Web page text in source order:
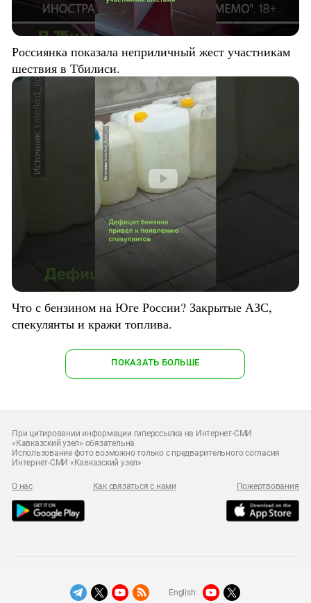
Россиянка показала неприличный жест участникам
шествия в Тбилиси.
Что с бензином на Юге России? Закрытые АЗС,
спекулянты и кражи топлива.
ПОКАЗАТЬ БОЛЬШЕ
При цитировании информации гиперссылка на Интернет-СМИ
«Кавказский узел» обязательна
Использование фото возможно только с предварительного согласия
Интернет-СМИ «Кавказский узел»
О нас Как связаться с нами Пожертвования
English: